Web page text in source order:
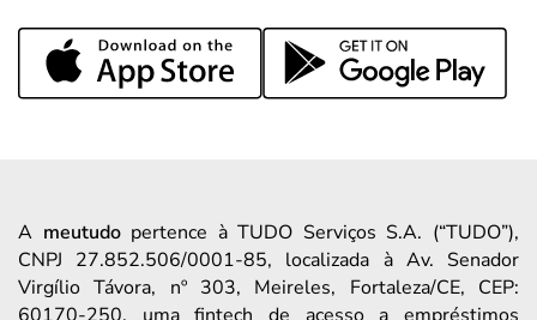
A meutudopertence à TUDO Serviços S.A. (“TUDO”),
CNPJ 27.852.506/0001-85, localizada à Av. Senador
Virgílio Távora, nº 303, Meireles, Fortaleza/CE, CEP: